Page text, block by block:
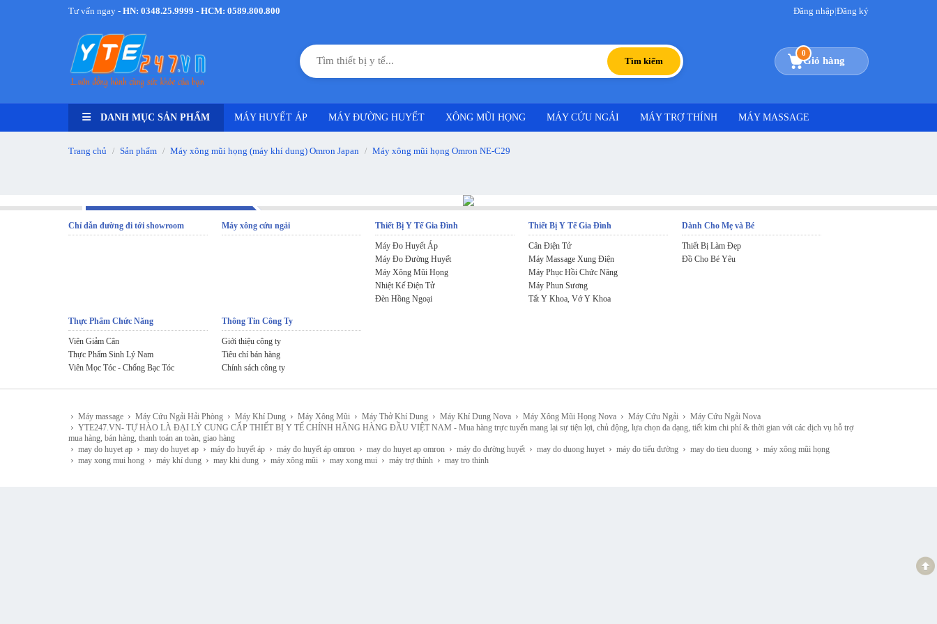
Tư vấn ngay - HN: 0348.25.9999 - HCM: 0589.800.800 Đăng nhập|Đăng ký
Tìm kiếm
0
Giỏ hàng
DANH MỤC SẢN PHẨM MÁY HUYẾT ÁP MÁY ĐƯỜNG HUYẾT XÔNG MŨI HỌNG MÁY CỨU NGẢI MÁY TRỢ THÍNH MÁY MASSAGE
Trang chủ / Sản phẩm / Máy xông mũi họng (máy khí dung) Omron Japan / Máy xông mũi họng Omron NE-C29
Chỉ dẫn đường đi tới showroom Máy xông cứu ngải Thiết Bị Y Tế Gia Đình
Máy Đo Huyết Áp
Máy Đo Đường Huyết
Máy Xông Mũi Họng
Nhiệt Kế Điện Tử
Đèn Hồng Ngoại
Thiết Bị Y Tế Gia Đình
Cân Điện Tử
Máy Massage Xung Điện
Máy Phục Hồi Chức Năng
Máy Phun Sương
Tất Y Khoa, Vớ Y Khoa
Dành Cho Mẹ và Bé
Thiết Bị Làm Đẹp
Đồ Cho Bé Yêu
Thực Phẩm Chức Năng
Viên Giảm Cân
Thực Phẩm Sinh Lý Nam
Viên Mọc Tóc - Chống Bạc Tóc
Thông Tin Công Ty
Giới thiệu công ty
Tiêu chí bán hàng
Chính sách công ty
› Máy massage › Máy Cứu Ngải Hải Phòng › Máy Khí Dung › Máy Xông Mũi › Máy Thở Khí Dung › Máy Khí Dung Nova › Máy Xông Mũi Họng Nova › Máy Cứu Ngải › Máy Cứu Ngải Nova
› YTE247.VN- TỰ HÀO LÀ ĐẠI LÝ CUNG CẤP THIẾT BỊ Y TẾ CHÍNH HÃNG HÀNG ĐẦU VIỆT NAM - Mua hàng trực tuyến mang lại sự tiện lợi, chủ động, lựa chọn đa dạng, tiết kim chi phí & thời gian với các dịch vụ hỗ trợ
mua hàng, bán hàng, thanh toán an toàn, giao hàng
› may do huyet ap › may do huyet ap › máy đo huyết áp › máy đo huyết áp omron › may do huyet ap omron › máy đo đường huyết › may do duong huyet › máy đo tiểu đường › may do tieu duong › máy xông mũi họng
› may xong mui hong › máy khí dung › may khi dung › máy xông mũi › may xong mui › máy trợ thính › may tro thinh